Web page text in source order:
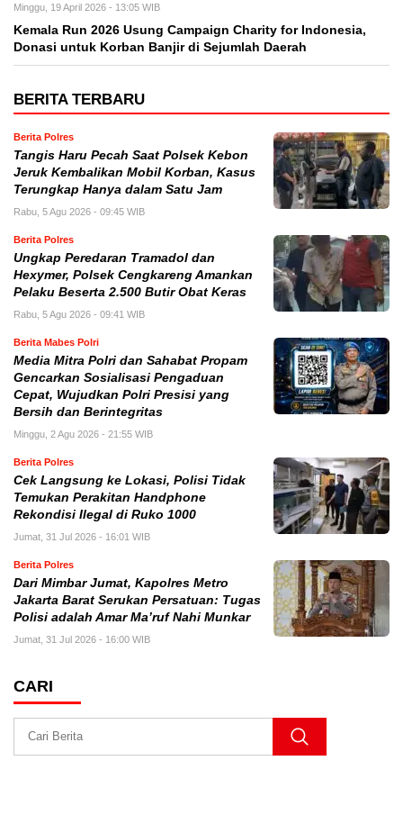
Minggu, 19 April 2026 - 13:05 WIB
Kemala Run 2026 Usung Campaign Charity for Indonesia,
Donasi untuk Korban Banjir di Sejumlah Daerah
BERITA TERBARU
Berita Polres
Tangis Haru Pecah Saat Polsek Kebon
Jeruk Kembalikan Mobil Korban, Kasus
Terungkap Hanya dalam Satu Jam
Rabu, 5 Agu 2026 - 09:45 WIB
Berita Polres
Ungkap Peredaran Tramadol dan
Hexymer, Polsek Cengkareng Amankan
Pelaku Beserta 2.500 Butir Obat Keras
Rabu, 5 Agu 2026 - 09:41 WIB
Berita Mabes Polri
Media Mitra Polri dan Sahabat Propam
Gencarkan Sosialisasi Pengaduan
Cepat, Wujudkan Polri Presisi yang
Bersih dan Berintegritas
Minggu, 2 Agu 2026 - 21:55 WIB
Berita Polres
Cek Langsung ke Lokasi, Polisi Tidak
Temukan Perakitan Handphone
Rekondisi Ilegal di Ruko 1000
Jumat, 31 Jul 2026 - 16:01 WIB
Berita Polres
Dari Mimbar Jumat, Kapolres Metro
Jakarta Barat Serukan Persatuan: Tugas
Polisi adalah Amar Ma’ruf Nahi Munkar
Jumat, 31 Jul 2026 - 16:00 WIB
CARI